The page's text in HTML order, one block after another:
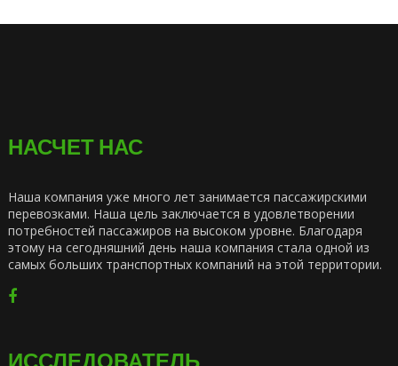
НАСЧЕТ НАС
Наша компания уже много лет занимается пассажирскими
перевозками. Наша цель заключается в удовлетворении
потребностей пассажиров на высоком уровне. Благодаря
этому на сегодняшний день наша компания стала одной из
самых больших транспортных компаний на этой территории.